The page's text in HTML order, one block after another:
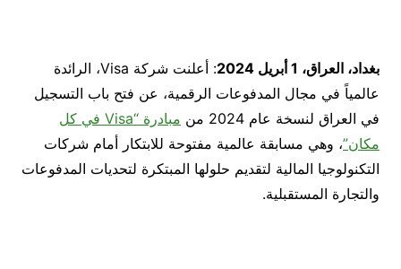
بغداد، العراق، 1أبريل 2024
: أعلنت شركة Visa، الرائدة
عالمياً في مجال المدفوعات الرقمية، عن فتح باب التسجيل
في العراق لنسخة عام 2024 من
مبادرة “Visa في كل
مكان”، وهي مسابقة عالمية مفتوحة للابتكار أمام شركات
التكنولوجيا المالية لتقديم حلولها المبتكرة لتحديات المدفوعات
والتجارة المستقبلية.